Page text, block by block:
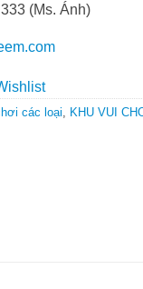
(Ms. Ánh)
các loại, KHU VUI